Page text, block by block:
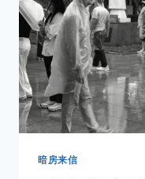
音
暗房来信